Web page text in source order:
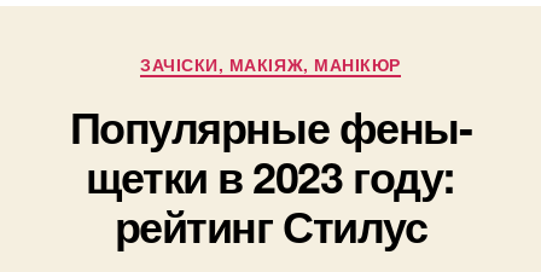
Категорії
ЗАЧІСКИ, МАКІЯЖ, МАНІКЮР
Популярные фены-
щетки в 2023 году:
рейтинг Стилус